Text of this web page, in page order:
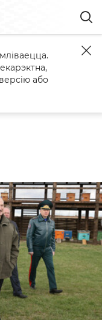
радыяцыйна-
або